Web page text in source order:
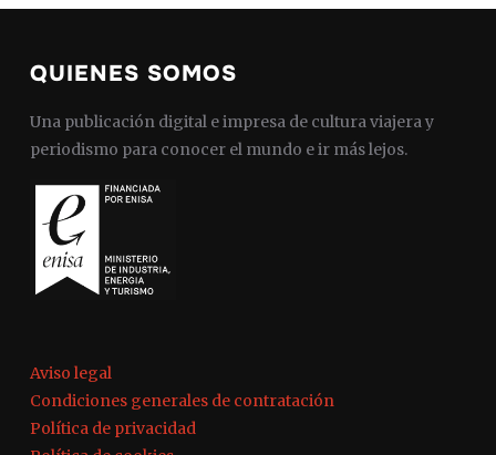
QUIENES SOMOS
Una publicación digital e impresa de cultura viajera y
periodismo para conocer el mundo e ir más lejos.
Aviso legal
Condiciones generales de contratación
Política de privacidad